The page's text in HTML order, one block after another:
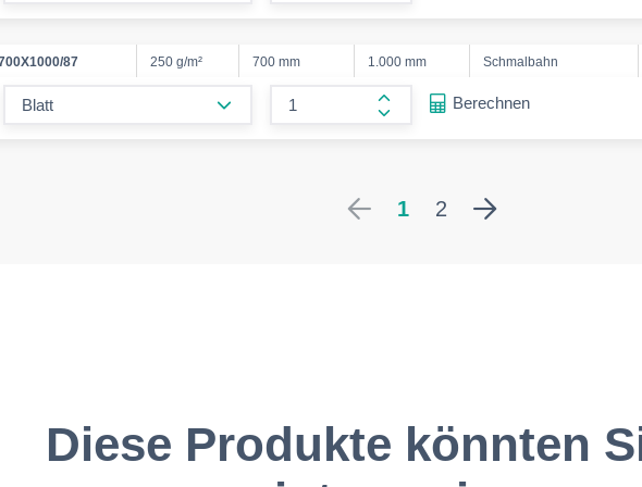
87 250 g/m² 700 mm 1.000 mm Schmalbahn
form.increase-amount
Berechnen
1 2
Diese Produkte könnten